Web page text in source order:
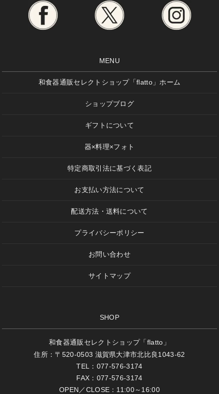
MENU
和食器通販セレクトショップ「flatto」ホーム
ショップブログ
ギフトについて
器×料理×フォト
特定商取引法に基づく表記
お支払い方法について
配送方法・送料について
プライバシーポリシー
お問い合わせ
サイトマップ
SHOP
和食器通販セレクトショップ「flatto」
住所：〒520-0503 滋賀県大津市北比良1043-62
TEL：077-576-3174
FAX：077-576-3174
OPEN／CLOSE：11:00～16:00